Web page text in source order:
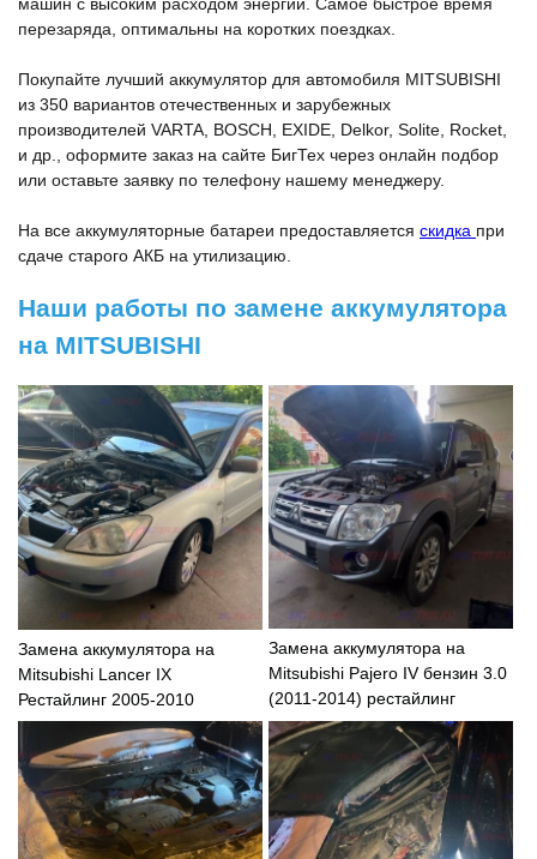
перезаряда, оптимальны на коротких поездках.
Покупайте лучший аккумулятор для автомобиля MITSUBISHI
из 350 вариантов отечественных и зарубежных
производителей VARTA, BOSCH, EXIDE, Delkor, Solite, Rocket,
и др., оформите заказ на сайте БигТех через онлайн подбор
или оставьте заявку по телефону нашему менеджеру.
На все аккумуляторные батареи предоставляется скидка при
сдаче старого АКБ на утилизацию.
Наши работы по замене аккумулятора
на MITSUBISHI
Замена аккумулятора на
Mitsubishi Lancer IX
Рестайлинг 2005-2010
Замена аккумулятора на
Mitsubishi Pajero IV бензин 3.0
(2011-2014) рестайлинг